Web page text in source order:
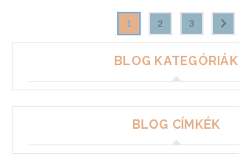
1 2 3
BLOG KATEGÓRIÁK
BLOG CÍMKÉK